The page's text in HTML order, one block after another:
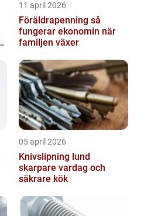
11 april 2026
Föräldrapenning så
fungerar ekonomin när
familjen växer
05 april 2026
Knivslipning lund
skarpare vardag och
säkrare kök